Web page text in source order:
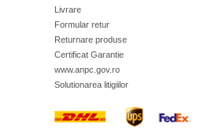
Livrare
Formular retur
Returnare produse
Certificat Garantie
www.anpc.gov.ro
Solutionarea litigiilor